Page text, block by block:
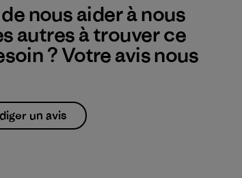
nous aider à nous
autres à trouver ce
? Votre avis nous
un avis